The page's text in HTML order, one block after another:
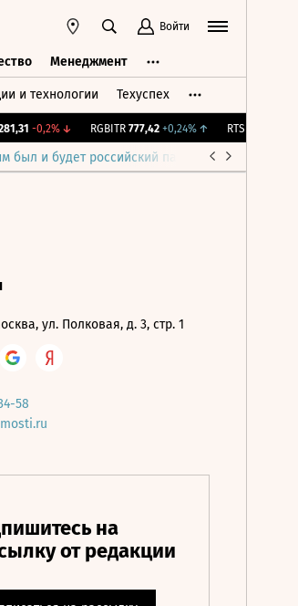
Войти
Менеджмент
и технологии Техуспех
-0,2%↓ RGBITR 777,42 +0,24%↑ RTSI 874,64
был и будет российский парламент
ул. Полковая, д. 3, стр. 1
58